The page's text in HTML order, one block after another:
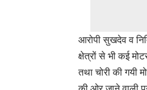
आरोपी सुखदेव व
क्षेत्रों से भी कई
तथा चोरी की गयी